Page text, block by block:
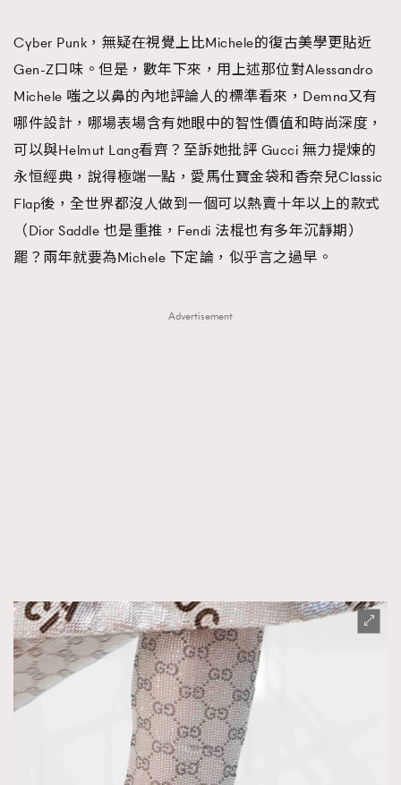
Cyber Punk，無疑在視覺上比Michele的復古美學更貼近
Gen-Z口味。但是，數年下來，用上述那位對Alessandro
Michele 嗤之以鼻的內地評論人的標準看來，Demna又有
哪件設計，哪場表場含有她眼中的智性價值和時尚深度，
可以與Helmut Lang看齊？至訴她批評 Gucci 無力提煉的
永恒經典，說得極端一點，愛馬仕寶金袋和香奈兒Classic
Flap後，全世界都沒人做到一個可以熱賣十年以上的款式
（Dior Saddle 也是重推，Fendi 法棍也有多年沉靜期）
罷？兩年就要為Michele 下定論，似乎言之過早。
Advertisement